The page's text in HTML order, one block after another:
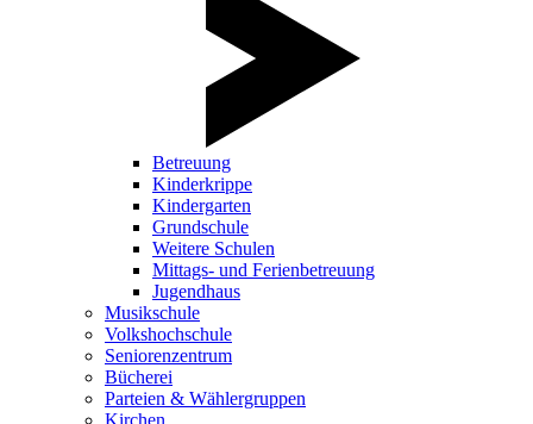
Betreuung
Kinderkrippe
Kindergarten
Grundschule
Weitere Schulen
Mittags- und Ferienbetreuung
Jugendhaus
Musikschule
Volkshochschule
Seniorenzentrum
Bücherei
Parteien & Wählergruppen
Kirchen